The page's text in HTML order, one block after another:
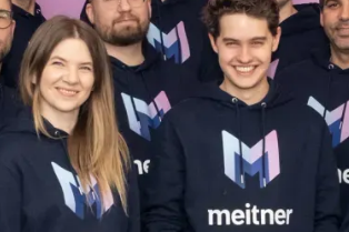
tar in 25,6 miljoner
för att möta den